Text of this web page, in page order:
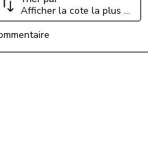
Afficher la cote la plus élevée à la plus faible